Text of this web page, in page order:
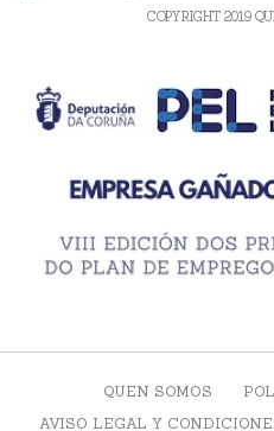
COPYRIGHT 2019
QUEN SOMOS
AVISO LEGAL Y